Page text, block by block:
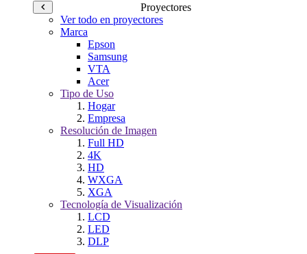
Proyectores
Ver todo en proyectores
Marca
Epson
Samsung
VTA
Acer
Tipo de Uso
Hogar
Empresa
Resolución de Imagen
Full HD
4K
HD
WXGA
XGA
Tecnología de Visualización
LCD
LED
DLP